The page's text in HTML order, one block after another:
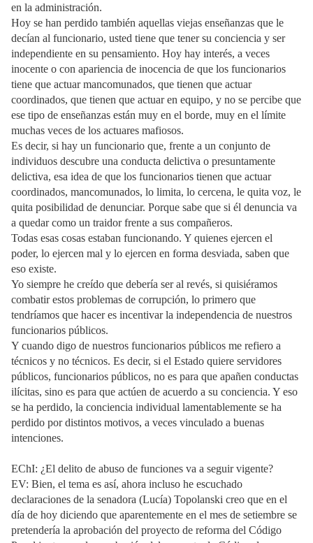
en la administración.
Hoy se han perdido también aquellas viejas enseñanzas que le
decían al funcionario, usted tiene que tener su conciencia y ser
independiente en su pensamiento. Hoy hay interés, a veces
inocente o con apariencia de inocencia de que los funcionarios
tiene que actuar mancomunados, que tienen que actuar
coordinados, que tienen que actuar en equipo, y no se percibe que
ese tipo de enseñanzas están muy en el borde, muy en el límite
muchas veces de los actuares mafiosos.
Es decir, si hay un funcionario que, frente a un conjunto de
individuos descubre una conducta delictiva o presuntamente
delictiva, esa idea de que los funcionarios tienen que actuar
coordinados, mancomunados, lo limita, lo cercena, le quita voz, le
quita posibilidad de denunciar. Porque sabe que si él denuncia va
a quedar como un traidor frente a sus compañeros.
Todas esas cosas estaban funcionando. Y quienes ejercen el
poder, lo ejercen mal y lo ejercen en forma desviada, saben que
eso existe.
Yo siempre he creído que debería ser al revés, si quisiéramos
combatir estos problemas de corrupción, lo primero que
tendríamos que hacer es incentivar la independencia de nuestros
funcionarios públicos.
Y cuando digo de nuestros funcionarios públicos me refiero a
técnicos y no técnicos. Es decir, si el Estado quiere servidores
públicos, funcionarios públicos, no es para que apañen conductas
ilícitas, sino es para que actúen de acuerdo a su conciencia. Y eso
se ha perdido, la conciencia individual lamentablemente se ha
perdido por distintos motivos, a veces vinculado a buenas
intenciones.
EChI: ¿El delito de abuso de funciones va a seguir vigente?
EV: Bien, el tema es así, ahora incluso he escuchado
declaraciones de la senadora (Lucía) Topolanski creo que en el
día de hoy diciendo que aparentemente en el mes de setiembre se
pretendería la aprobación del proyecto de reforma del Código